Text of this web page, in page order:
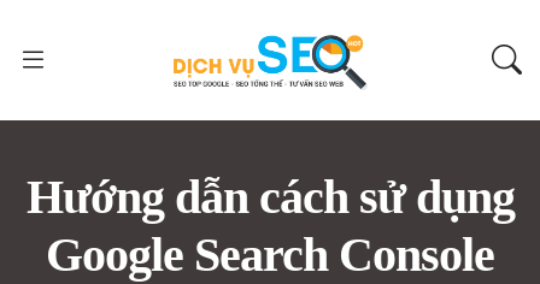
Hướng dẫn cách sử dụng
Google Search Console